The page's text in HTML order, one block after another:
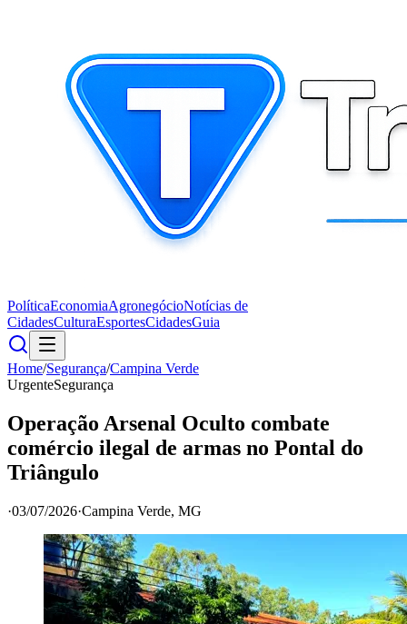
PolíticaEconomiaAgronegócioNotícias de
CidadesCulturaEsportesCidadesGuia
Home/Segurança/Campina Verde
UrgenteSegurança
Operação Arsenal Oculto combate
comércio ilegal de armas no Pontal do
Triângulo
·03/07/2026·Campina Verde, MG